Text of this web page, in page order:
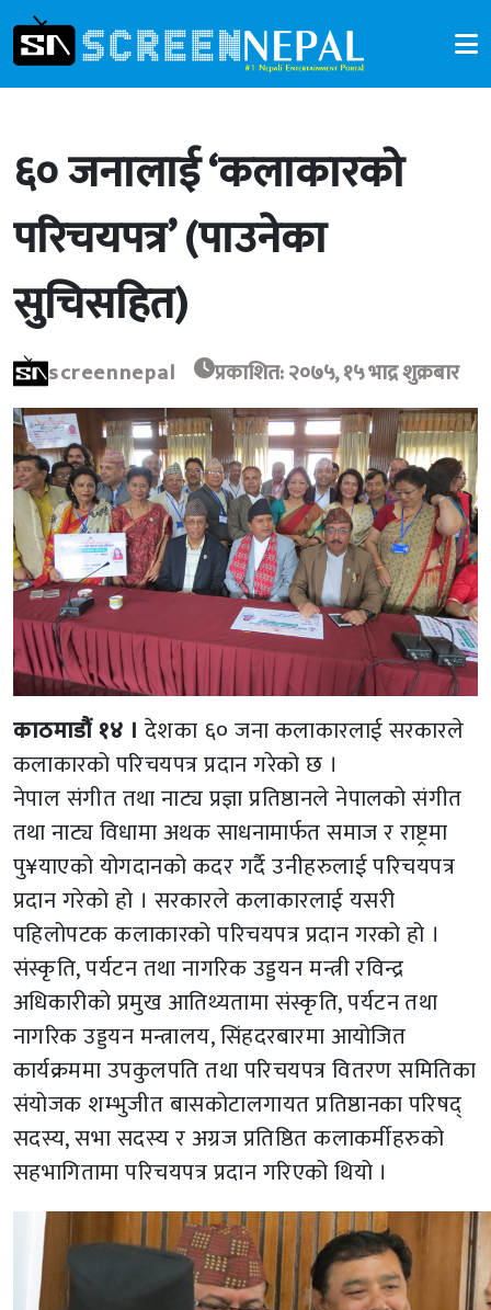
६० जनालाई ‘कलाकारको
परिचयपत्र’ (पाउनेका
सुचिसहित)
screennepal प्रकाशित: २०७५, १५ भाद्र शुक्रबार
काठमाडौं १४ । देशका ६० जना कलाकारलाई सरकारले
कलाकारको परिचयपत्र प्रदान गरेको छ ।
नेपाल संगीत तथा नाट्य प्रज्ञा प्रतिष्ठानले नेपालको संगीत
तथा नाट्य विधामा अथक साधनामार्फत समाज र राष्ट्रमा
पु¥याएको योगदानको कदर गर्दै उनीहरुलाई परिचयपत्र
प्रदान गरेको हो । सरकारले कलाकारलाई यसरी
पहिलोपटक कलाकारको परिचयपत्र प्रदान गरको हो ।
संस्कृति, पर्यटन तथा नागरिक उड्डयन मन्त्री रविन्द्र
अधिकारीको प्रमुख आतिथ्यतामा संस्कृति, पर्यटन तथा
नागरिक उड्डयन मन्त्रालय, सिंहदरबारमा आयोजित
कार्यक्रममा उपकुलपति तथा परिचयपत्र वितरण समितिका
संयोजक शम्भुजीत बासकोटालगायत प्रतिष्ठानका परिषद्
सदस्य, सभा सदस्य र अग्रज प्रतिष्ठित कलाकर्मीहरुको
सहभागितामा परिचयपत्र प्रदान गरिएको थियो ।